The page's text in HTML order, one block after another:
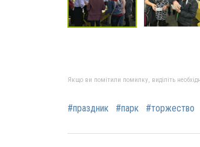
Якщо ви помітили помилку, виділіть
#праздник #парк #торжество